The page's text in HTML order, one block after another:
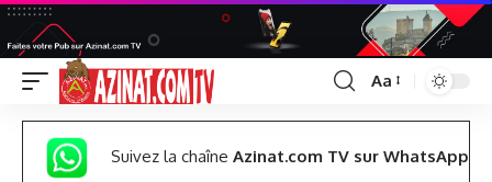
Font
Resizer
Aa
Suivez la chaîne Azinat.com TV sur WhatsApp